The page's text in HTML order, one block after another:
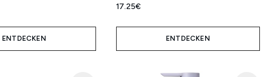
ENTDECKEN
17.25€
ENTDECKEN